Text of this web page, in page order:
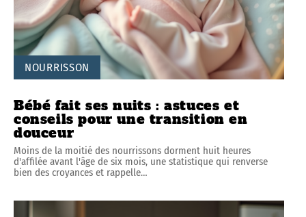
NOURRISSON
Bébé fait ses nuits : astuces et
conseils pour une transition en
douceur
Moins de la moitié des nourrissons dorment huit heures
d'affilée avant l'âge de six mois, une statistique qui renverse
bien des croyances et rappelle…